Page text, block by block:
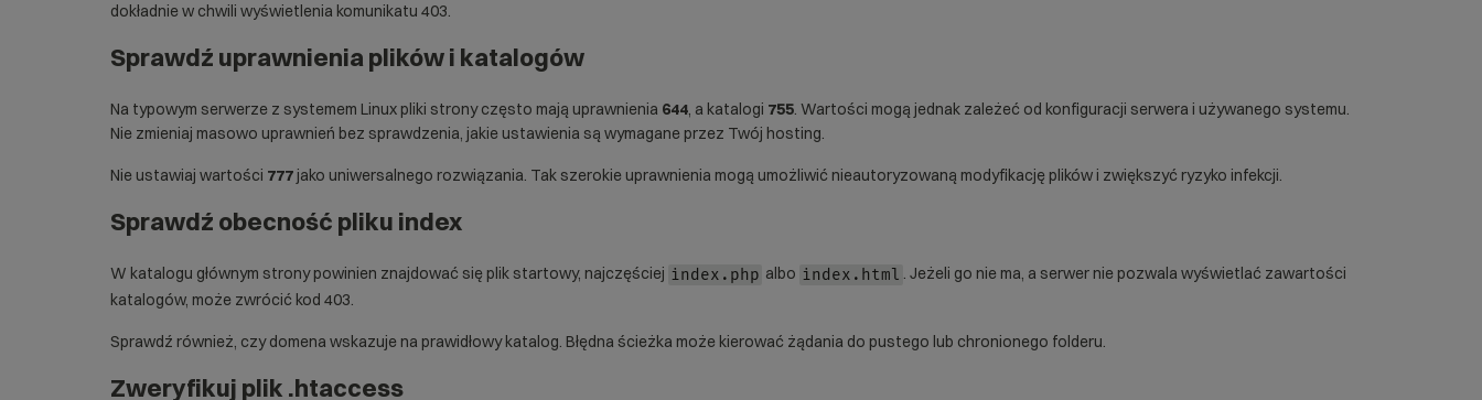
dokładnie w chwili wyświetlenia komunikatu 403.
Sprawdź uprawnienia plików i katalogów
Na typowym serwerze z systemem Linux pliki strony często mają uprawnienia 644, a katalogi 755. Wartości mogą jednak zależeć od konfiguracji serwera i używanego systemu.
Nie zmieniaj masowo uprawnień bez sprawdzenia, jakie ustawienia są wymagane przez Twój hosting.
Nie ustawiaj wartości 777 jako uniwersalnego rozwiązania. Tak szerokie uprawnienia mogą umożliwić nieautoryzowaną modyfikację plików i zwiększyć ryzyko infekcji.
Sprawdź obecność pliku index
W katalogu głównym strony powinien znajdować się plik startowy, najczęściej index.php albo index.html . Jeżeli go nie ma, a serwer nie pozwala wyświetlać zawartości
katalogów, może zwrócić kod 403.
Sprawdź również, czy domena wskazuje na prawidłowy katalog. Błędna ścieżka może kierować żądania do pustego lub chronionego folderu.
Zweryfikuj plik .htaccess